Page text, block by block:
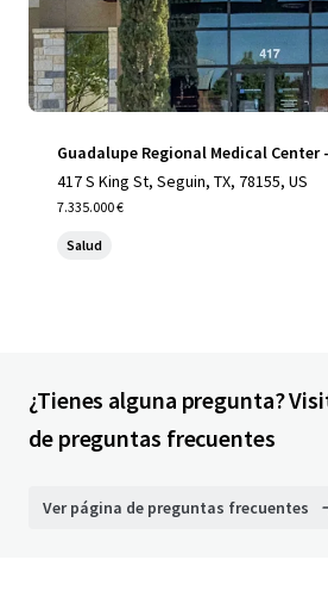
Guadalupe Regional Medical Center
417 S King St, Seguin, TX, 78155, US
7.335.000 €
Salud
¿Tienes alguna pregunta?
de preguntas frecuentes
Ver página de preguntas frecuentes